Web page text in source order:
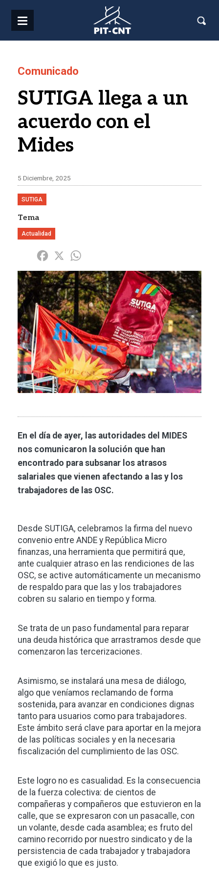
Comunicado
SUTIGA llega a un
acuerdo con el
Mides
5 Diciembre, 2025
SUTIGA
Tema
Actualidad
Share Facebook
X
Imagen
En el día de ayer, las autoridades del MIDES
nos comunicaron la solución que han
encontrado para subsanar los atrasos
salariales que vienen afectando a las y los
trabajadores de las OSC.
Desde SUTIGA, celebramos la firma del nuevo
convenio entre ANDE y República Micro
finanzas, una herramienta que permitirá que,
ante cualquier atraso en las rendiciones de las
OSC, se active automáticamente un mecanismo
de respaldo para que las y los trabajadores
cobren su salario en tiempo y forma.
Se trata de un paso fundamental para reparar
una deuda histórica que arrastramos desde que
comenzaron las tercerizaciones.
Asimismo, se instalará una mesa de diálogo,
algo que veníamos reclamando de forma
sostenida, para avanzar en condiciones dignas
tanto para usuarios como para trabajadores.
Este ámbito será clave para aportar en la mejora
de las políticas sociales y en la necesaria
fiscalización del cumplimiento de las OSC.
Este logro no es casualidad. Es la consecuencia
de la fuerza colectiva: de cientos de
compañeras y compañeros que estuvieron en la
calle, que se expresaron con un pasacalle, con
un volante, desde cada asamblea; es fruto del
camino recorrido por nuestro sindicato y de la
persistencia de cada trabajador y trabajadora
que exigió lo que es justo.